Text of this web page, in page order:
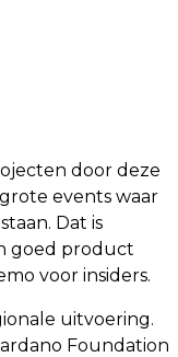
door deze
events waar
Dat is
goed product
voor insiders.
uitvoering.
Foundation